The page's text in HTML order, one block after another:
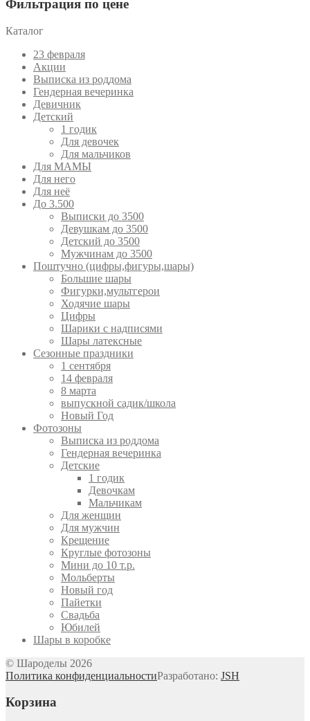
Фильтрация по цене
Каталог
23 февраля
Акции
Выписка из роддома
Гендерная вечеринка
Девичник
Детский
1 годик
Для девочек
Для мальчиков
Для МАМЫ
Для него
Для неё
До 3.500
Выписки до 3500
Девушкам до 3500
Детский до 3500
Мужчинам до 3500
Поштучно (цифры,фигуры,шары)
Большие шары
Фигурки,мультгерои
Ходячие шары
Цифры
Шарики с надписями
Шары латексные
Сезонные праздники
1 сентября
14 февраля
8 марта
выпускной садик/школа
Новый Год
Фотозоны
Выписка из роддома
Гендерная вечеринка
Детские
1 годик
Девочкам
Мальчикам
Для женщин
Для мужчин
Крещение
Круглые фотозоны
Мини до 10 т.р.
Мольберты
Новый год
Пайетки
Свадьба
Юбилей
Шары в коробке
© Шароделы 2026
Политика конфиденциальностиРазработано: JSH
Корзина